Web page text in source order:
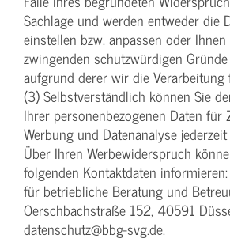
Sachlage und werden entweder die
einstellen bzw. anpassen oder
zwingenden schutzwürdigen
aufgrund derer wir die Verarbeitung
(3) Selbstverständlich können Sie
Ihrer personenbezogenen Daten für
Werbung und Datenanalyse
Über Ihren Werbewiderspruch
folgenden Kontaktdaten
für betriebliche Beratung und
Oerschbachstraße 152, 40591
datenschutz@bbg-svg.de.